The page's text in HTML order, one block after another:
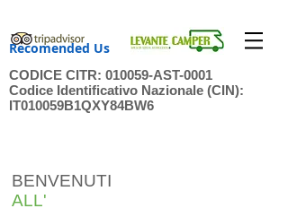
Recomended Us
CODICE CITR: 010059-AST-0001
Codice Identificativo Nazionale (CIN):
IT010059B1QXY84BW6
BENVENUTI
ALL'